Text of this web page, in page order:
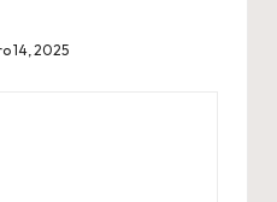
14, 2025